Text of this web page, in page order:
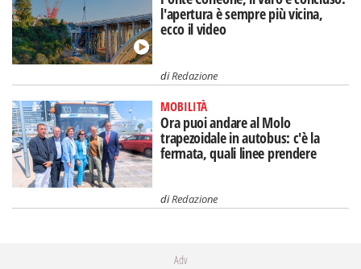
l'apertura è sempre più vicina,
ecco il video
diRedazione
MOBILITÀ
Ora puoi andare al Molo
trapezoidale in autobus: c'è la
fermata, quali linee prendere
diRedazione
Adv